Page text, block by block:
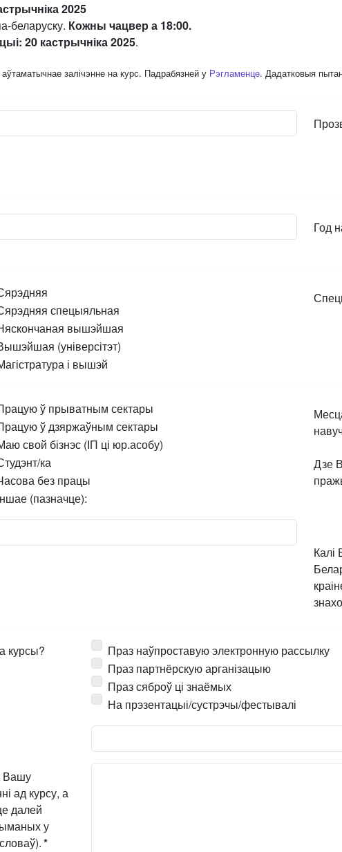
2025
беларуску. Кожны чацвер а 18:00.
20 кастрычніка 2025.
залічэнне на курс. Падрабязней у Рэгламенце. Дадатковыя
Год
спецыяльная
вышэйшая
(універсітэт)
і вышэй
ў прыватным сектары
ў дзяржаўным сектары
свой бізнэс (ІП ці юр.асобу)
ка
без працы
(пазначце):
Дзе
Калі
курсы?
Праз наўпроставую электронную рассылку
Праз партнёрскую арганізацыю
Праз сяброў ці знаёмых
На прэзентацыі/сустрэчы/фестывалі
Вашу
ад курсу, а
далей
у
*